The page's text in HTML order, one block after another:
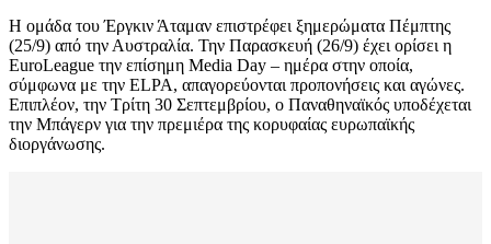
Η ομάδα του Έργκιν Άταμαν επιστρέφει ξημερώματα Πέμπτης
(25/9) από την Αυστραλία. Την Παρασκευή (26/9) έχει ορίσει η
EuroLeague την επίσημη Media Day – ημέρα στην οποία,
σύμφωνα με την ELPA, απαγορεύονται προπονήσεις και αγώνες.
Επιπλέον, την Τρίτη 30 Σεπτεμβρίου, ο Παναθηναϊκός υποδέχεται
την Μπάγερν για την πρεμιέρα της κορυφαίας ευρωπαϊκής
διοργάνωσης.